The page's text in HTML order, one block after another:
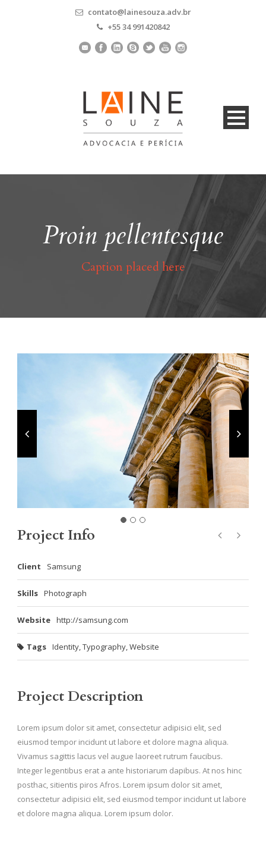
contato@lainesouza.adv.br
+55 34 991420842
Proin pellentesque
Caption placed here
Project Info
Client Samsung
Skills Photograph
Website http://samsung.com
Tags Identity,Typography,Website
Project Description
Lorem ipsum dolor sit amet, consectetur adipisici elit, sed
eiusmod tempor incidunt ut labore et dolore magna aliqua.
Vivamus sagittis lacus vel augue laoreet rutrum faucibus.
Integer legentibus erat a ante historiarum dapibus. At nos hinc
posthac, sitientis piros Afros. Lorem ipsum dolor sit amet,
consectetur adipisici elit, sed eiusmod tempor incidunt ut labore
et dolore magna aliqua. Lorem ipsum dolor.